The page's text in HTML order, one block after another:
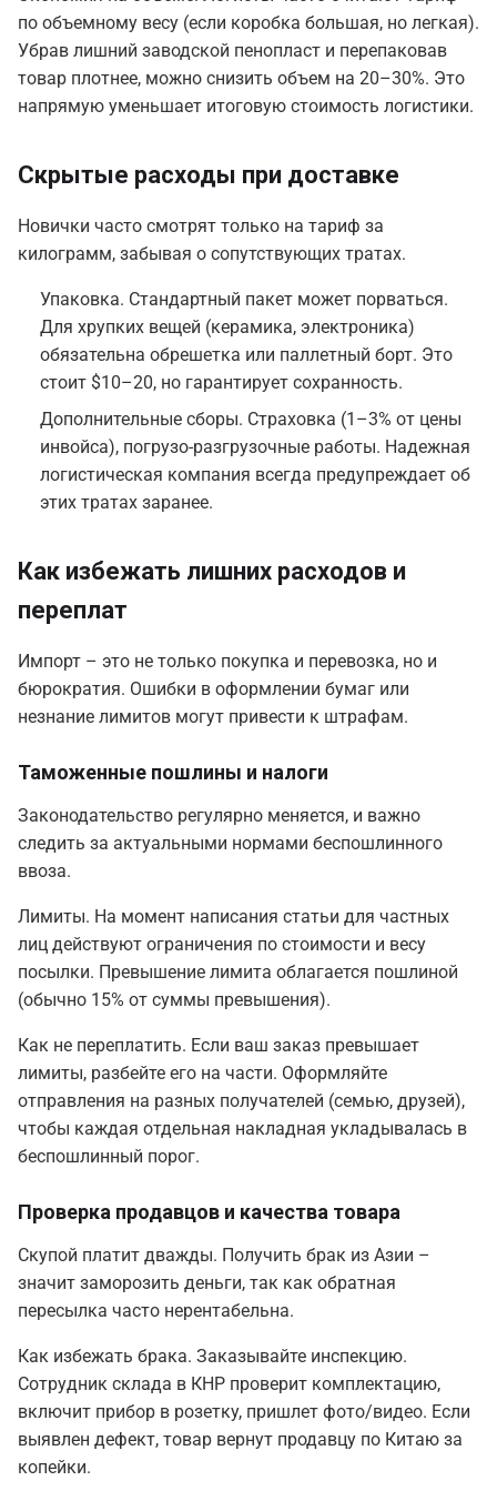
по объемному весу (если коробка большая, но легкая).
Убрав лишний заводской пенопласт и перепаковав
товар плотнее, можно снизить объем на 20–30%. Это
напрямую уменьшает итоговую стоимость логистики.
Скрытые расходы при доставке
Новички часто смотрят только на тариф за
килограмм, забывая о сопутствующих тратах.
Упаковка. Стандартный пакет может порваться.
Для хрупких вещей (керамика, электроника)
обязательна обрешетка или паллетный борт. Это
стоит $10–20, но гарантирует сохранность.
Дополнительные сборы. Страховка (1–3% от цены
инвойса), погрузо-разгрузочные работы. Надежная
логистическая компания всегда предупреждает об
этих тратах заранее.
Как избежать лишних расходов и
переплат
Импорт – это не только покупка и перевозка, но и
бюрократия. Ошибки в оформлении бумаг или
незнание лимитов могут привести к штрафам.
Таможенные пошлины и налоги
Законодательство регулярно меняется, и важно
следить за актуальными нормами беспошлинного
ввоза.
Лимиты. На момент написания статьи для частных
лиц действуют ограничения по стоимости и весу
посылки. Превышение лимита облагается пошлиной
(обычно 15% от суммы превышения).
Как не переплатить. Если ваш заказ превышает
лимиты, разбейте его на части. Оформляйте
отправления на разных получателей (семью, друзей),
чтобы каждая отдельная накладная укладывалась в
беспошлинный порог.
Проверка продавцов и качества товара
Скупой платит дважды. Получить брак из Азии –
значит заморозить деньги, так как обратная
пересылка часто нерентабельна.
Как избежать брака. Заказывайте инспекцию.
Сотрудник склада в КНР проверит комплектацию,
включит прибор в розетку, пришлет фото/видео. Если
выявлен дефект, товар вернут продавцу по Китаю за
копейки.